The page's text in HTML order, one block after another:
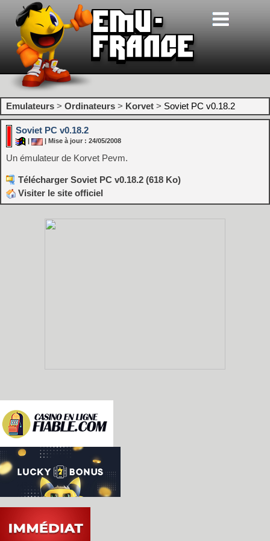
Emulateurs > Ordinateurs > Korvet > Soviet PC v0.18.2
Soviet PC v0.18.2
| Mise à jour : 24/05/2008
Un émulateur de Korvet Pevm.
Télécharger Soviet PC v0.18.2 (618 Ko)
Visiter le site officiel